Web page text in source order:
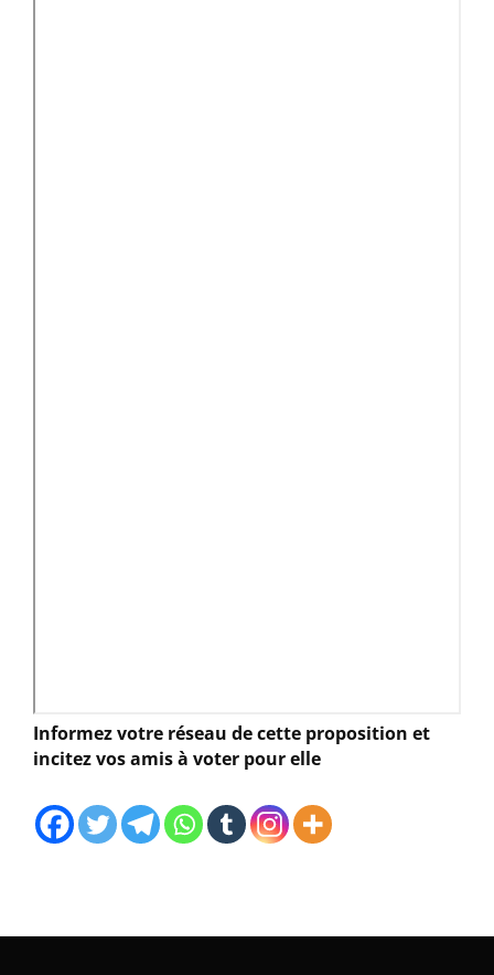
Informez votre réseau de cette proposition et
incitez vos amis à voter pour elle